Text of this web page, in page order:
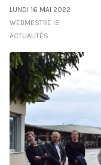
LUNDI 16 MAI 2022
WEBMESTRE IS
ACTUALITÉS